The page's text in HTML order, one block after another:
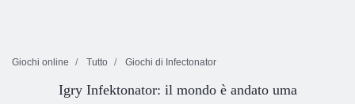
Giochi online Tutto Giochi di Infectonator
Igry Infektonator: il mondo è andato uma